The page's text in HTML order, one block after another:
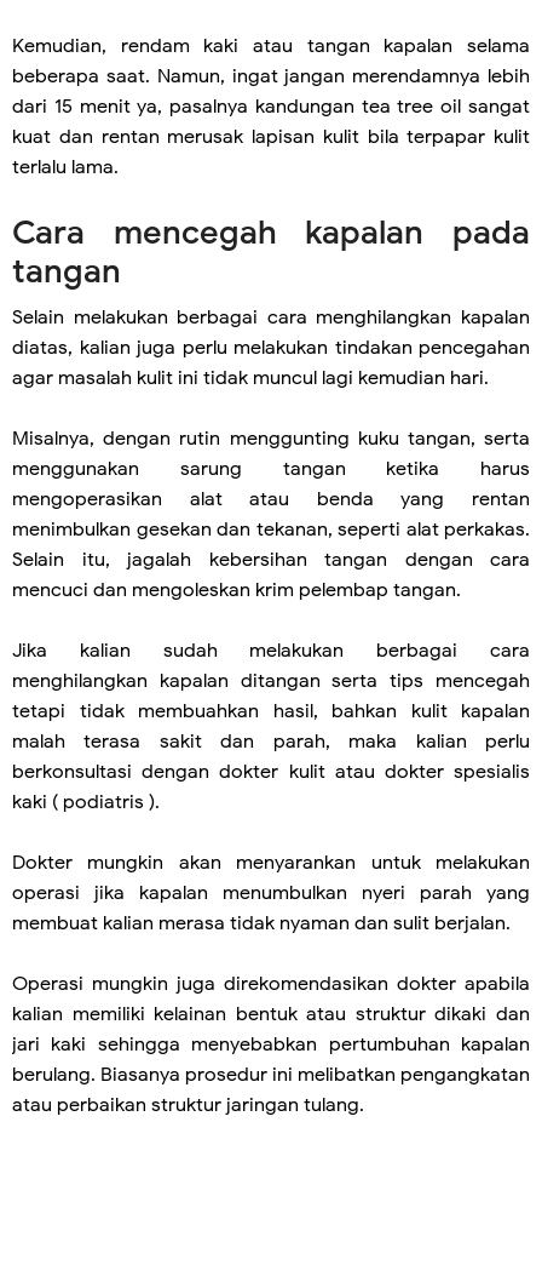
Kemudian, rendam kaki atau tangan kapalan selama
beberapa saat. Namun, ingat jangan merendamnya lebih
dari 15 menit ya, pasalnya kandungan tea tree oil sangat
kuat dan rentan merusak lapisan kulit bila terpapar kulit
terlalu lama.
Cara mencegah kapalan pada
tangan
Selain melakukan berbagai cara menghilangkan kapalan
diatas, kalian juga perlu melakukan tindakan pencegahan
agar masalah kulit ini tidak muncul lagi kemudian hari.
Misalnya, dengan rutin menggunting kuku tangan, serta
menggunakan sarung tangan ketika harus
mengoperasikan alat atau benda yang rentan
menimbulkan gesekan dan tekanan, seperti alat perkakas.
Selain itu, jagalah kebersihan tangan dengan cara
mencuci dan mengoleskan krim pelembap tangan.
Jika kalian sudah melakukan berbagai cara
menghilangkan kapalan ditangan serta tips mencegah
tetapi tidak membuahkan hasil, bahkan kulit kapalan
malah terasa sakit dan parah, maka kalian perlu
berkonsultasi dengan dokter kulit atau dokter spesialis
kaki ( podiatris ).
Dokter mungkin akan menyarankan untuk melakukan
operasi jika kapalan menumbulkan nyeri parah yang
membuat kalian merasa tidak nyaman dan sulit berjalan.
Operasi mungkin juga direkomendasikan dokter apabila
kalian memiliki kelainan bentuk atau struktur dikaki dan
jari kaki sehingga menyebabkan pertumbuhan kapalan
berulang. Biasanya prosedur ini melibatkan pengangkatan
atau perbaikan struktur jaringan tulang.